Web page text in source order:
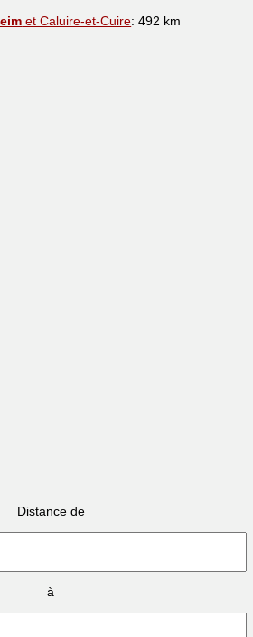
et Caluire-et-Cuire: 492 km
Distance de
à